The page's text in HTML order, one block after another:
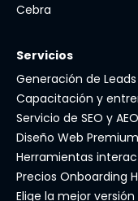
Cebra
Servicios
Generación de Leads
Capacitación y
Servicio de SEO y AEO
Diseño Web Premium
Herramientas
Precios Onboarding
Elige la mejor